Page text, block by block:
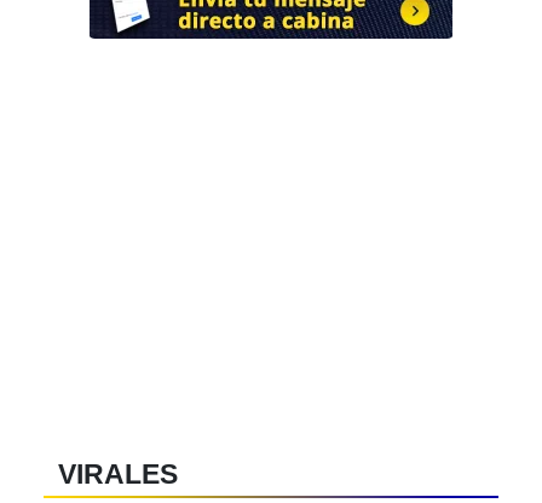
VIRALES